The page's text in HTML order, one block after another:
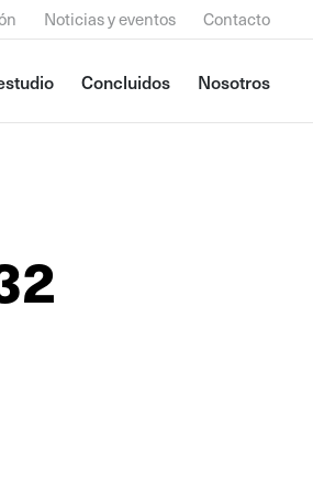
Noticias y eventos Contacto
Concluidos Nosotros